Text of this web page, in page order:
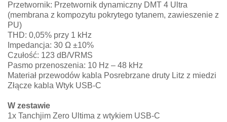
Przetwornik: Przetwornik dynamiczny DMT 4 Ultra
(membrana z kompozytu pokrytego tytanem, zawieszenie z
PU)
THD: 0,05% przy 1 kHz
Impedancja: 30 Ω ±10%
Czułość: 123 dB/VRMS
Pasmo przenoszenia: 10 Hz – 48 kHz
Materiał przewodów kabla Posrebrzane druty Litz z miedzi
Złącze kabla Wtyk USB-C
W zestawie
1x Tanchjim Zero Ultima z wtykiem USB-C